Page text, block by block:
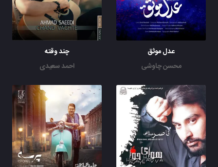
عدل موثق
محسن چاوشی
چند وقته
احمد سعیدی